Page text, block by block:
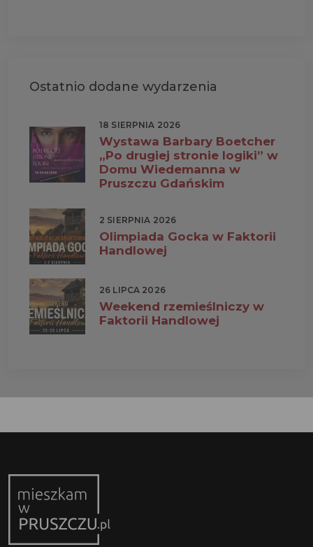
Ostatnio dodane wydarzenia
18 SIERPNIA 2026
Wystawa Barbary Boetcher
„Po drugiej stronie logiki” w
Domu Wiedemanna w
Pruszczu Gdańskim
2 SIERPNIA 2026
Olimpiada Gocka w Faktorii
Handlowej
26 LIPCA 2026
Weekend rzemieślniczy w
Faktorii Handlowej